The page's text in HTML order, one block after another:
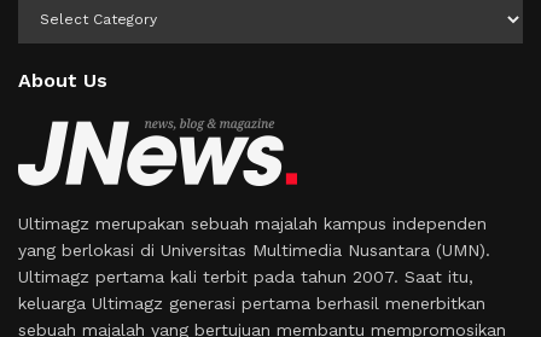
About Us
Ultimagz merupakan sebuah majalah kampus independen
yang berlokasi di Universitas Multimedia Nusantara (UMN).
Ultimagz pertama kali terbit pada tahun 2007. Saat itu,
keluarga Ultimagz generasi pertama berhasil menerbitkan
sebuah majalah yang bertujuan membantu mempromosikan